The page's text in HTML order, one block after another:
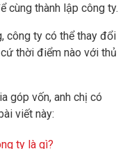
cùng thành lập công ty.
công ty có thể thay đổi
thời điểm nào với thủ
góp vốn, anh chị có
viết này:
ty là gì?